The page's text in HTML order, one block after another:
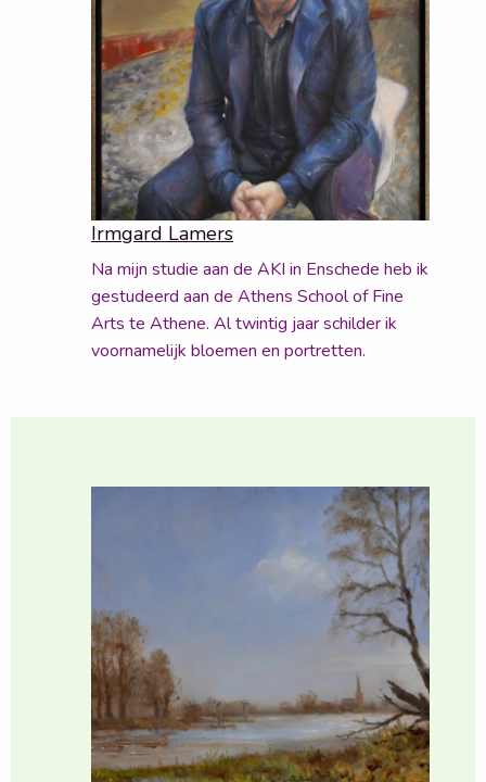
Irmgard Lamers
Na mijn studie aan de AKI in Enschede heb ik
gestudeerd aan de Athens School of Fine
Arts te Athene. Al twintig jaar schilder ik
voornamelijk bloemen en portretten.